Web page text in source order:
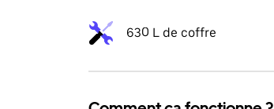
630 L de coffre